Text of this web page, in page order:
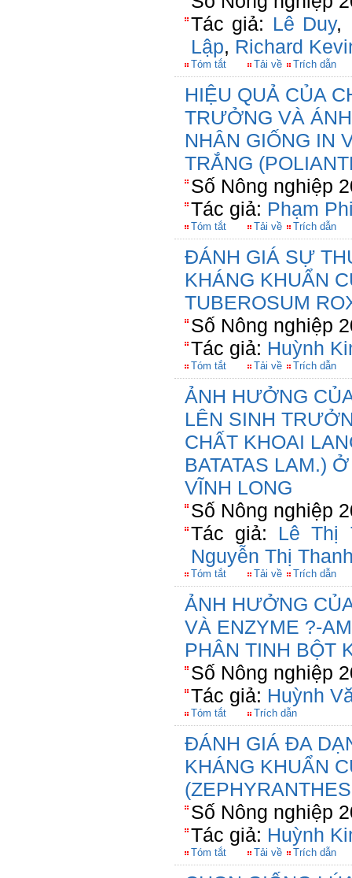
Tác giả: Lê Duy,
Lập, Richard
Tóm tắt Tải về Trích dẫn
HIỆU QUẢ CỦA
TRƯỞNG VÀ
NHÂN GIỐNG IN
TRẮNG
Số Nông nghiệp
Tác giả: Phạm
Tóm tắt Tải về Trích dẫn
ĐÁNH GIÁ SỰ
KHÁNG KHUẨN
TUBEROSUM
Số Nông nghiệp
Tác giả: Huỳnh
Tóm tắt Tải về Trích dẫn
ẢNH HƯỞNG
LÊN SINH
CHẤT KHOAI
BATATAS LAM.)
VĨNH LONG
Số Nông nghiệp
Tác giả: Lê Thị
Nguyễn Thị
Tóm tắt Tải về Trích dẫn
ẢNH HƯỞNG
VÀ ENZYME ?-
PHÂN TINH BỘT
Số Nông nghiệp
Tác giả: Huỳnh
Tóm tắt Trích dẫn
ĐÁNH GIÁ ĐA
KHÁNG KHUẨN
Số Nông nghiệp
Tác giả: Huỳnh
Tóm tắt Tải về Trích dẫn